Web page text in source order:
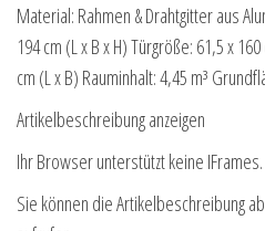
Material: Rahmen & Drahtgitter aus
194 cm (L x B x H) Türgröße: 61,5 x
cm (L x B) Rauminhalt: 4,45 m³
Artikelbeschreibung anzeigen
Ihr Browser unterstützt keine IFrames.
Sie können die Artikelbeschreibung